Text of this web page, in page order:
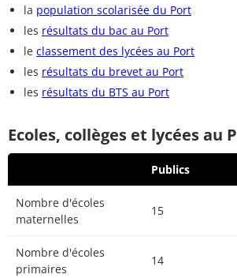
la population scolarisée du Port
les résultats du bac au Port
le classement des lycées au Port
les résultats du brevet au Port
les résultats du BTS au Port
Ecoles, collèges et lycées au
Publics
Nombre d'écoles
maternelles
15
Nombre d'écoles
primaires
14